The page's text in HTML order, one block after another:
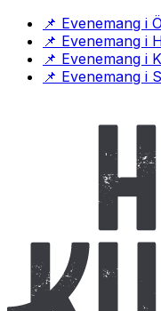
Hoppa till innehåll
📌 Evenemang i
📌 Evenemang i
📌 Evenemang i
📌 Evenemang i